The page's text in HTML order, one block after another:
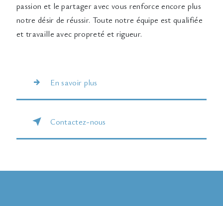
passion et le partager avec vous renforce encore plus
notre désir de réussir. Toute notre équipe est qualifiée
et travaille avec propreté et rigueur.
En savoir plus
Contactez-nous